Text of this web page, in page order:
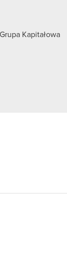
Grupa Kapitałowa